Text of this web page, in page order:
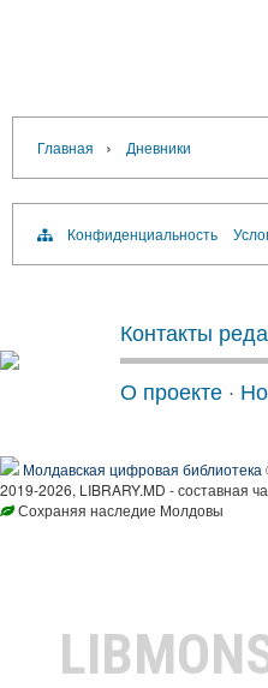
Главная › Дневники
Конфиденциальность
Контакты
О проекте ·
Молдавская цифровая библиотека
2019-2026, LIBRARY.MD - составная
Сохраняя наследие Молдовы